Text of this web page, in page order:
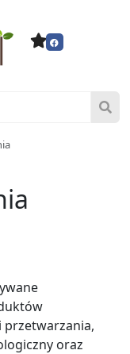
przetwarzania,
oraz